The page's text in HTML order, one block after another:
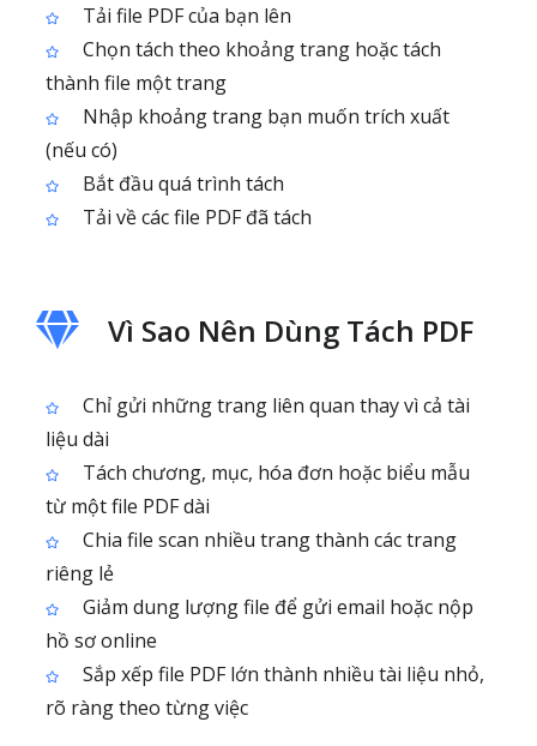
Tải file PDF của bạn lên
Chọn tách theo khoảng trang hoặc tách
thành file một trang
Nhập khoảng trang bạn muốn trích xuất
(nếu có)
Bắt đầu quá trình tách
Tải về các file PDF đã tách
Vì Sao Nên Dùng Tách PDF
Chỉ gửi những trang liên quan thay vì cả tài
liệu dài
Tách chương, mục, hóa đơn hoặc biểu mẫu
từ một file PDF dài
Chia file scan nhiều trang thành các trang
riêng lẻ
Giảm dung lượng file để gửi email hoặc nộp
hồ sơ online
Sắp xếp file PDF lớn thành nhiều tài liệu nhỏ,
rõ ràng theo từng việc